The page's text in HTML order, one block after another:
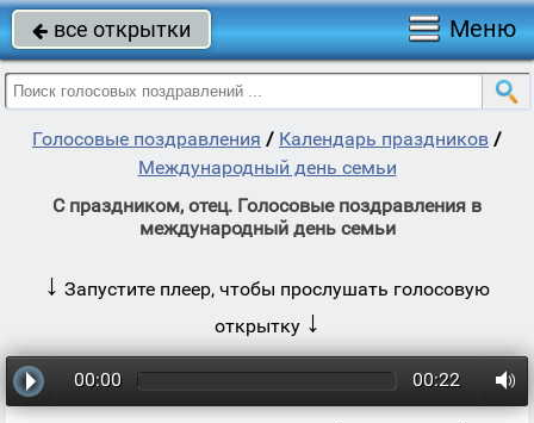
 все открытки Меню
Голосовые поздравления / Календарь праздников /
Международный день семьи
С праздником, отец. Голосовые поздравления в
международный день семьи
↓ Запустите плеер, чтобы прослушать голосовую
открытку ↓
00:00 00:22